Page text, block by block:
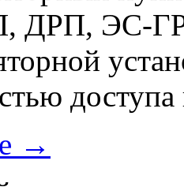
ДРП, ЭС-
доступа
→